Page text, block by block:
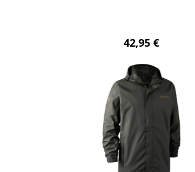
Regulärer Preis:
42,95 €